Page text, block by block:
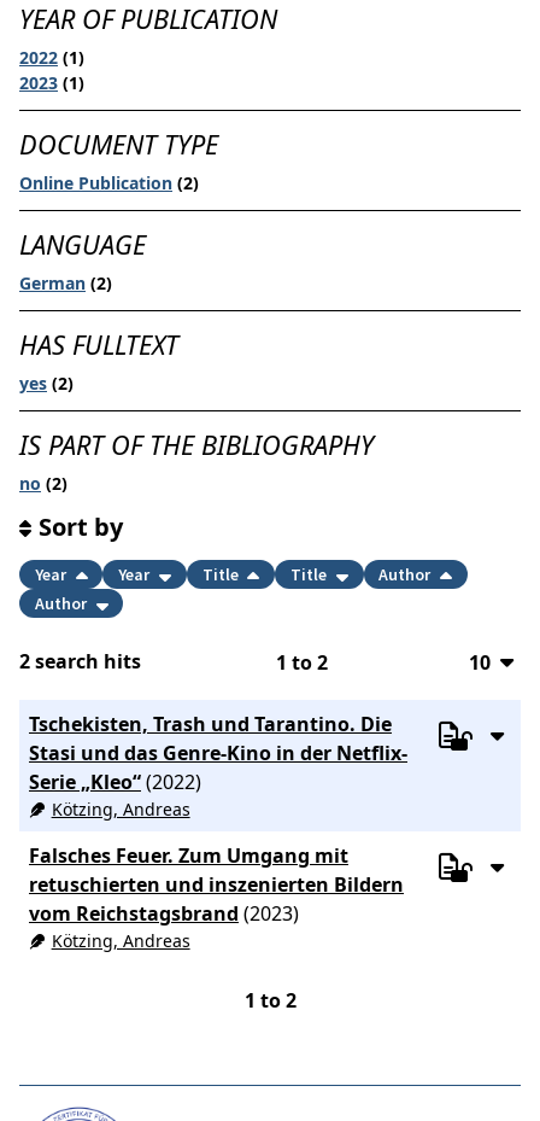
YEAR OF PUBLICATION
2022 (1)
2023 (1)
DOCUMENT TYPE
Online Publication (2)
LANGUAGE
German (2)
HAS FULLTEXT
yes (2)
IS PART OF THE BIBLIOGRAPHY
no (2)
2search hits 1 to2
10
20
Sort by
Year Year Title Title
Author
Author
Tschekisten, Trash und Tarantino. Die
Stasi und das Genre-Kino in der Netflix-
Serie „Kleo“(2022)
Kötzing, Andreas
Falsches Feuer. Zum Umgang mit
retuschierten und inszenierten Bildern
vom Reichstagsbrand (2023)
Kötzing, Andreas
1 to2